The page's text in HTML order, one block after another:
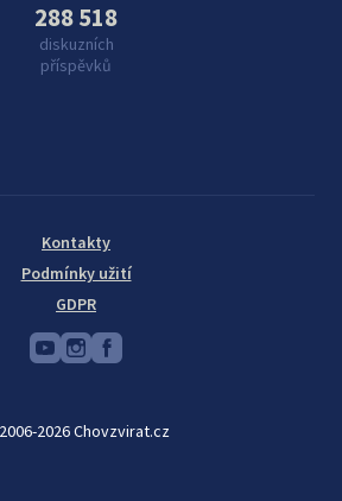
288 518
diskuzních
příspěvků
2026 Chovzvirat.cz
Kontakty
Podmínky užití
GDPR